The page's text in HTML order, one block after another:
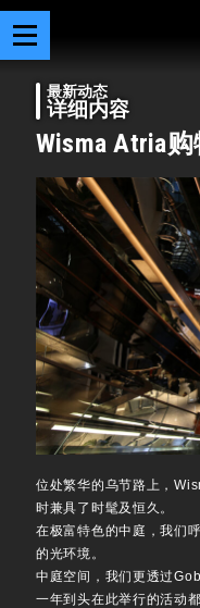
最新动态
详细内容
Wisma Atria
位处繁华的乌节路上，
时兼具了时髦及恒久。
在极富特色的中庭，我们
的光环境。
中庭空间，我们更透过
一年到头在此举行的活动